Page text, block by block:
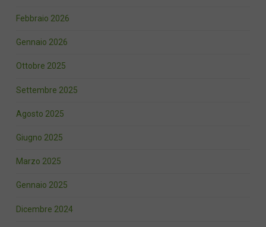
Febbraio 2026
Gennaio 2026
Ottobre 2025
Settembre 2025
Agosto 2025
Giugno 2025
Marzo 2025
Gennaio 2025
Dicembre 2024